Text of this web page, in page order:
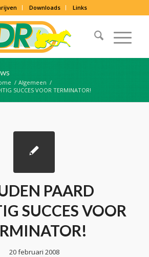
Downloads Links
/ Algemeen /
SUCCES VOOR TERMINATOR!
PAARD
SUCCES VOOR
20 februari 2008